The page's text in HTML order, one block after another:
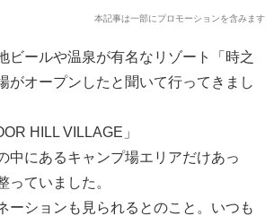
本記事は一部にプロモーションを含みます
ビールや温泉が有名なリゾート「時之
がオープンしたと聞いて行ってきまし
HILL VILLAGE」
中にあるキャンプ場エリアだけあっ
っていました。
ーションも見られるとのこと。いつも